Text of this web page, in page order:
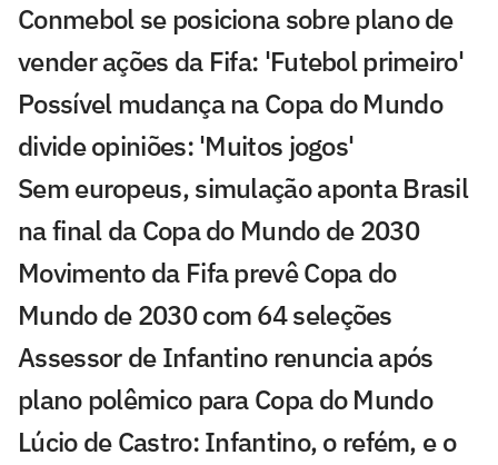
Conmebol se posiciona sobre plano de
vender ações da Fifa: 'Futebol primeiro'
Possível mudança na Copa do Mundo
divide opiniões: 'Muitos jogos'
Sem europeus, simulação aponta Brasil
na final da Copa do Mundo de 2030
Movimento da Fifa prevê Copa do
Mundo de 2030 com 64 seleções
Assessor de Infantino renuncia após
plano polêmico para Copa do Mundo
Lúcio de Castro: Infantino, o refém, e o